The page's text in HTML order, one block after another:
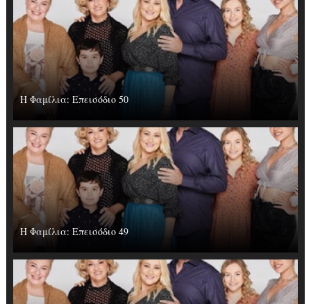
Η Φαμίλια: Επεισόδιο 50
Η Φαμίλια: Επεισόδιο 49